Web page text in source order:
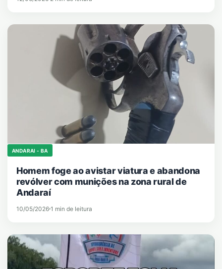
ANDARAI - BA
Homem foge ao avistar viatura e abandona
revólver com munições na zona rural de
Andaraí
10/05/2026 1 min de leitura